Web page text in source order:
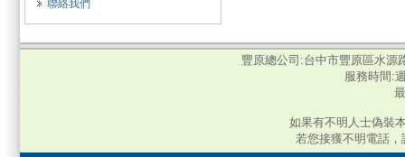
聯絡我們
豐原總公司:台中市豐原區水源
服務時間:
如果有不明人士偽裝
若您接獲不明電話